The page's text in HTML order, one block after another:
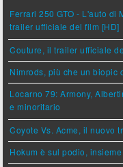
Ferrari 250 GTO - L'auto di
trailer ufficiale del film [HD]
Couture, il trailer ufficiale
Nimrods, più che un biopic
Locarno 79: Armony,
e minoritario
Coyote Vs. Acme, il nuovo
Hokum è sul podio,